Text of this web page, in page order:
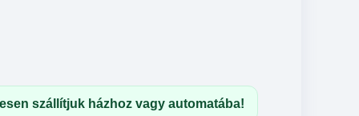
szállítjuk házhoz vagy automatába!